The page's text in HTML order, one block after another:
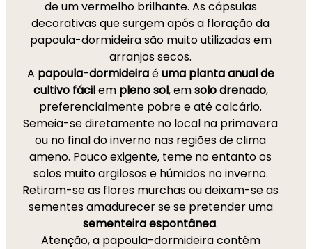
de um vermelho brilhante. As cápsulas
decorativas que surgem após a floração da
papoula-dormideira são muito utilizadas em
arranjos secos.
A papoula-dormideiraéuma planta anual de
cultivo fácilem pleno sol, emsolo drenado,
preferencialmente pobre e até calcário.
Semeia-se diretamente no local na primavera
ou no final do inverno nas regiões de clima
ameno. Pouco exigente, teme no entanto os
solos muito argilosos e húmidos no inverno.
Retiram-se as flores murchas ou deixam-se as
sementes amadurecer se se pretender uma
sementeira espontânea.
Atenção, a papoula-dormideira contém